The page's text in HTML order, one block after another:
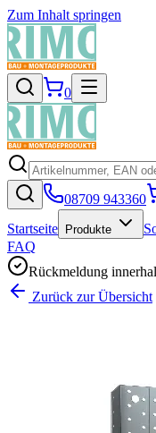
Zum Inhalt springen
0
08709 943360
Startseite
Produkte
FAQ
Rückmeldung
Zurück zur Übersicht